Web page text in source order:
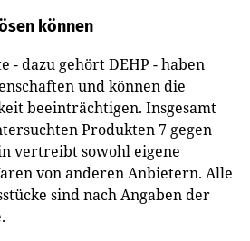
können
- dazu gehört DEHP - haben
und können die
beeinträchtigen. Insgesamt
Produkten 7 gegen
vertreibt sowohl eigene
von anderen Anbietern. Alle
sind nach Angaben der